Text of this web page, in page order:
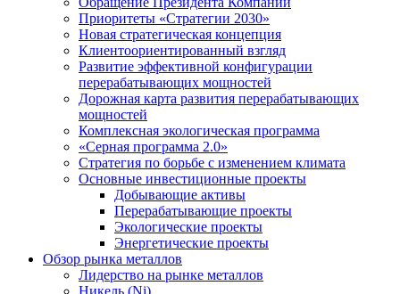
Приоритеты «Стратегии 2030»
Новая стратегическая концепция
Клиентоориентированный взгляд
Развитие эффективной конфигурации
перерабатывающих мощностей
Дорожная карта развития перерабатывающих
мощностей
Комплексная экологическая программа
«Серная программа 2.0»
Стратегия по борьбе с изменением климата
Основные инвестиционные проекты
Добывающие активы
Перерабатывающие проекты
Экологические проекты
Энергетические проекты
Обзор рынка металлов
Лидерство на рынке металлов
Никель (Ni)